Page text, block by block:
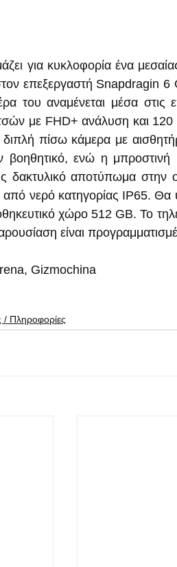
για κυκλοφορία ένα
επεξεργαστή Snapdragin
του αναμένεται μέσα
με FHD+ ανάλυση και
πίσω κάμερα με
βοηθητικό, ενώ η
δακτυλικό αποτύπωμα
από νερό κατηγορίας IP65.
χώρο 512 GB. Το
είναι
Gizmochina
/ Πληροφορίες